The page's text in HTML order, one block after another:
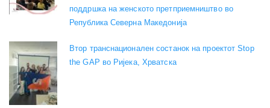
поддршка на женското претприемништво во
Република Северна Македонија
Втор транснационален состанок на проектот Stop
the GAP во Ријека, Хрватска